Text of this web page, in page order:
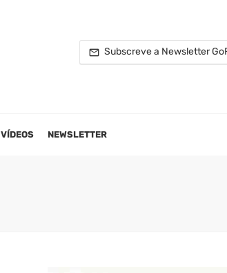
Subscreve a Newsletter
VÍDEOS NEWSLETTER